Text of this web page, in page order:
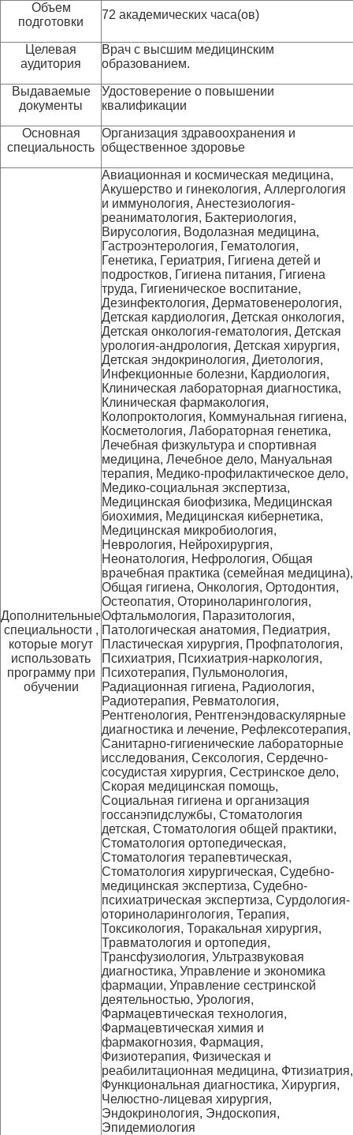
Объем
подготовки
72 академических часа(ов)
Целевая
аудитория
Врач с высшим медицинским
образованием.
Выдаваемые
документы
Удостоверение о повышении
квалификации
Основная
специальность
Организация здравоохранения и
общественное здоровье
Дополнительные
специальности ,
которые могут
использовать
программу при
обучении
Авиационная и космическая медицина,
Акушерство и гинекология, Аллергология
и иммунология, Анестезиология-
реаниматология, Бактериология,
Вирусология, Водолазная медицина,
Гастроэнтерология, Гематология,
Генетика, Гериатрия, Гигиена детей и
подростков, Гигиена питания, Гигиена
труда, Гигиеническое воспитание,
Дезинфектология, Дерматовенерология,
Детская кардиология, Детская онкология,
Детская онкология-гематология, Детская
урология-андрология, Детская хирургия,
Детская эндокринология, Диетология,
Инфекционные болезни, Кардиология,
Клиническая лабораторная диагностика,
Клиническая фармакология,
Колопроктология, Коммунальная гигиена,
Косметология, Лабораторная генетика,
Лечебная физкультура и спортивная
медицина, Лечебное дело, Мануальная
терапия, Медико-профилактическое дело,
Медико-социальная экспертиза,
Медицинская биофизика, Медицинская
биохимия, Медицинская кибернетика,
Медицинская микробиология,
Неврология, Нейрохирургия,
Неонатология, Нефрология, Общая
врачебная практика (семейная медицина),
Общая гигиена, Онкология, Ортодонтия,
Остеопатия, Оториноларингология,
Офтальмология, Паразитология,
Патологическая анатомия, Педиатрия,
Пластическая хирургия, Профпатология,
Психиатрия, Психиатрия-наркология,
Психотерапия, Пульмонология,
Радиационная гигиена, Радиология,
Радиотерапия, Ревматология,
Рентгенология, Рентгенэндоваскулярные
диагностика и лечение, Рефлексотерапия,
Санитарно-гигиенические лабораторные
исследования, Сексология, Сердечно-
сосудистая хирургия, Сестринское дело,
Скорая медицинская помощь,
Социальная гигиена и организация
госсанэпидслужбы, Стоматология
детская, Стоматология общей практики,
Стоматология ортопедическая,
Стоматология терапевтическая,
Стоматология хирургическая, Судебно-
медицинская экспертиза, Судебно-
психиатрическая экспертиза, Сурдология-
оториноларингология, Терапия,
Токсикология, Торакальная хирургия,
Травматология и ортопедия,
Трансфузиология, Ультразвуковая
диагностика, Управление и экономика
фармации, Управление сестринской
деятельностью, Урология,
Фармацевтическая технология,
Фармацевтическая химия и
фармакогнозия, Фармация,
Физиотерапия, Физическая и
реабилитационная медицина, Фтизиатрия,
Функциональная диагностика, Хирургия,
Челюстно-лицевая хирургия,
Эндокринология, Эндоскопия,
Эпидемиология